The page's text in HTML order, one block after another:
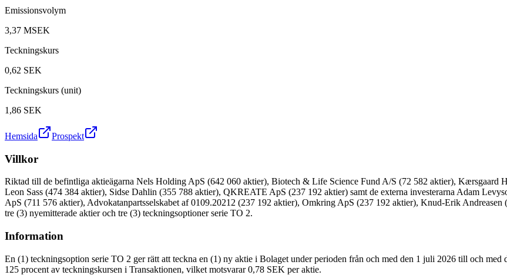
Emissionsvolym
3,37 MSEK
Teckningskurs
0,62 SEK
Teckningskurs (unit)
1,86 SEK
Hemsida Prospekt
Villkor
Riktad till de befintliga aktieägarna Nels Holding ApS (642 060 aktier), Biotech & Life Science Fund A/S (72 582 aktier),
Leon Sass (474 384 aktier), Sidse Dahlin (355 788 aktier), QKREATE ApS (237 192 aktier) samt de externa investerarna Adam
ApS (711 576 aktier), Advokatanpartsselskabet af 0109.20212 (237 192 aktier), Omkring ApS (237 192 aktier), Knud-Erik
tre (3) nyemitterade aktier och tre (3) teckningsoptioner serie TO 2.
Information
En (1) teckningsoption serie TO 2 ger rätt att teckna en (1) ny aktie i Bolaget under perioden från och med den 1 juli 2026 till och
125 procent av teckningskursen i Transaktionen, vilket motsvarar 0,78 SEK per aktie.